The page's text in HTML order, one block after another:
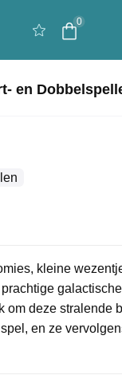
0
en
kleine
om deze stralende
en ze